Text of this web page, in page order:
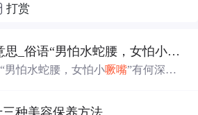
打赏
小demo是什么意思_俗语“男怕水蛇腰，女怕小
噘嘴
男怕水蛇腰，女怕小噘嘴”有何深
种美容保养方法